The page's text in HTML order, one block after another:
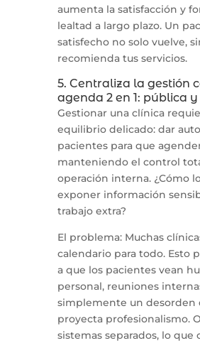
aumenta la satisfacción y
lealtad a largo plazo. Un
satisfecho no solo vuelve,
recomienda tus servicios.
5. Centraliza la gestión
agenda 2 en 1: pública
Gestionar una clínica
equilibrio delicado: dar
pacientes para que
manteniendo el control
operación interna. ¿Cómo
exponer información
trabajo extra?
El problema: Muchas
calendario para todo. Esto
a que los pacientes vean
personal, reuniones
simplemente un desorden
proyecta profesionalismo.
sistemas separados, lo que